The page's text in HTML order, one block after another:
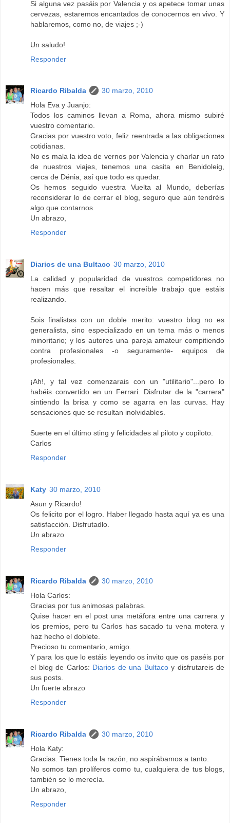
Si alguna vez pasáis por Valencia y os apetece tomar unas
cervezas, estaremos encantados de conocernos en vivo. Y
hablaremos, como no, de viajes ;-)
Un saludo!
Responder
Ricardo Ribalda
30 marzo, 2010
Hola Eva y Juanjo:
Todos los caminos llevan a Roma, ahora mismo subiré
vuestro comentario.
Gracias por vuestro voto, feliz reentrada a las obligaciones
cotidianas.
No es mala la idea de vernos por Valencia y charlar un rato
de nuestros viajes, tenemos una casita en Benidoleig,
cerca de Dénia, así que todo es quedar.
Os hemos seguido vuestra Vuelta al Mundo, deberías
reconsiderar lo de cerrar el blog, seguro que aún tendréis
algo que contarnos.
Un abrazo,
Responder
Diarios de una Bultaco 30 marzo, 2010
La calidad y popularidad de vuestros competidores no
hacen más que resaltar el increíble trabajo que estáis
realizando.
Sois finalistas con un doble merito: vuestro blog no es
generalista, sino especializado en un tema más o menos
minoritario; y los autores una pareja amateur compitiendo
contra profesionales -o seguramente- equipos de
profesionales.
¡Ah!, y tal vez comenzarais con un "utilitario"...pero lo
habéis convertido en un Ferrari. Disfrutar de la "carrera"
sintiendo la brisa y como se agarra en las curvas. Hay
sensaciones que se resultan inolvidables.
Suerte en el último sting y felicidades al piloto y copiloto.
Carlos
Responder
Katy 30 marzo, 2010
Asun y Ricardo!
Os felicito por el logro. Haber llegado hasta aquí ya es una
satisfacción. Disfrutadlo.
Un abrazo
Responder
Ricardo Ribalda
30 marzo, 2010
Hola Carlos:
Gracias por tus animosas palabras.
Quise hacer en el post una metáfora entre una carrera y
los premios, pero tu Carlos has sacado tu vena motera y
haz hecho el doblete.
Precioso tu comentario, amigo.
Y para los que lo estáis leyendo os invito que os paséis por
el blog de Carlos: Diarios de una Bultacoy disfrutareis de
sus posts.
Un fuerte abrazo
Responder
Ricardo Ribalda
30 marzo, 2010
Hola Katy:
Gracias. Tienes toda la razón, no aspirábamos a tanto.
No somos tan prolíferos como tu, cualquiera de tus blogs,
también se lo merecía.
Un abrazo,
Responder